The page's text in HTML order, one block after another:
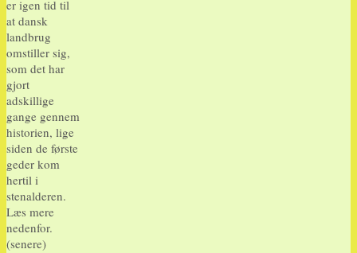
er igen tid til
at dansk
landbrug
omstiller sig,
som det har
gjort
adskillige
gange gennem
historien, lige
siden de første
geder kom
hertil i
stenalderen.
Læs mere
nedenfor.
(senere)